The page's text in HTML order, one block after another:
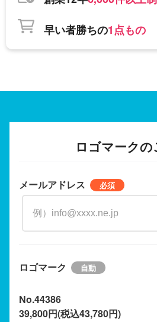
早い者勝ちの1点もの
ロゴマークの
メールアドレス
ロゴマーク
No.44386
39,800円(税込43,780円)